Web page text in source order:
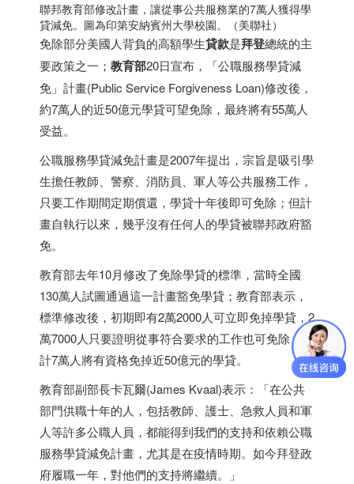
聯邦教育部修改計畫，讓從事公共服務業的7萬人獲得學
貸減免。圖為印第安納賓州大學校園。（美聯社）
免除部分美國人背負的高額學生貸款是拜登總統的主
要政策之一； 教育部20日宣布，「公職服務學貸減
免」計畫(Public Service Forgiveness Loan)修改後，
約7萬人的近50億元學貸可望免除，最終將有55萬人
受益。
公職服務學貸減免計畫是2007年提出，宗旨是吸引學
生擔任教師、警察、消防員、軍人等公共服務工作，
只要工作期間定期償還，學貸十年後即可免除；但計
畫自執行以來，幾乎沒有任何人的學貸被聯邦政府豁
免。
教育部去年10月修改了免除學貸的標準，當時全國
130萬人試圖通過這一計畫豁免學貸；教育部表示，
標準修改後，初期即有2萬2000人可立即免掉學貸，2
萬7000人只要證明從事符合要求的工作也可免除，預
計7萬人將有資格免掉近50億元的學貸。
教育部副部長卡瓦爾(James Kvaal)表示：「在公共
部門供職十年的人，包括教師、護士、急救人員和軍
人等許多公職人員，都能得到我們的支持和依賴公職
服務學貸減免計畫，尤其是在疫情時期。如今拜登政
府履職一年，對他們的支持將繼續。」